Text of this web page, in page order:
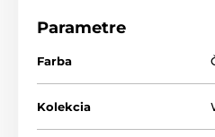
rozmery: 25 x 25 cm
Parametre
Farba
Kolekcia